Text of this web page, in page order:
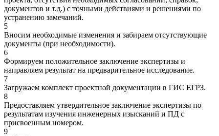
документов и т.д.) с точными действиями и решениями по
устранению замечаний.
5
Вносим необходимые изменения и забираем отсутствующие
документы (при необходимости).
6
Формируем положительное заключение экспертизы и
направляем результат на предварительное исследование.
7
Загружаем комплект проектной документации в ГИС ЕГРЗ.
8
Предоставляем утвердительное заключение экспертизы по
результатам изучения инженерных изысканий и ПД с
присвоенным номером.
9